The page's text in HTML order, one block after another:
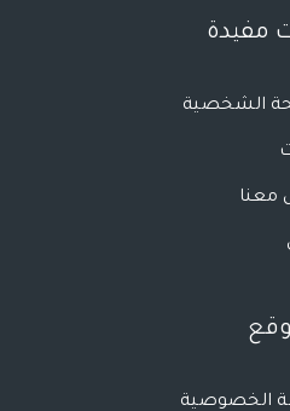
مفيدة
الشخصية
معنا
الخصوصية